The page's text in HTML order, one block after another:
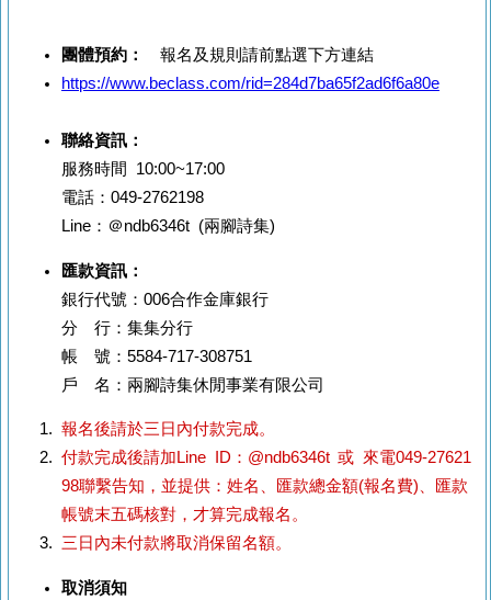
團體預約：報名及規則請前點選下方連結
https://www.beclass.com/rid=284d7ba65f2ad6f6a80e
聯絡資訊：
服務時間 10:00~17:00
電話：049-2762198
Line：＠ndb6346t (兩腳詩集)
匯款資訊：
銀行代號：006合作金庫銀行
分 行：集集分行
帳 號：5584-717-308751
戶 名：兩腳詩集休閒事業有限公司
報名後請於三日內付款完成。
付款完成後請加Line ID：@ndb6346t 或 來電049-27621
98聯繫告知，並提供：姓名、匯款總金額(報名費)、匯款
帳號末五碼核對，才算完成報名。
三日內未付款將取消保留名額。
取消須知